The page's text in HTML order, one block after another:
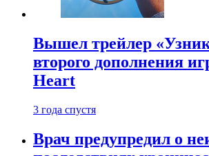
Вышел трейлер
второго дополнения
Heart
3 года спустя
Врач предупредил о